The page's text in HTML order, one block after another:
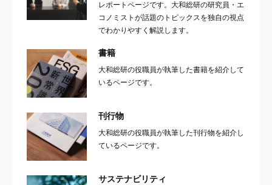
レポートページです。大和総研の研究員・エ
コノミストが話題のトピックスを独自の視点
でわかりやすく解説します。
書籍
大和総研の役職員が執筆した書籍を紹介して
いるページです。
刊行物
大和総研の役職員が執筆した刊行物を紹介し
ているページです。
サステナビリティ